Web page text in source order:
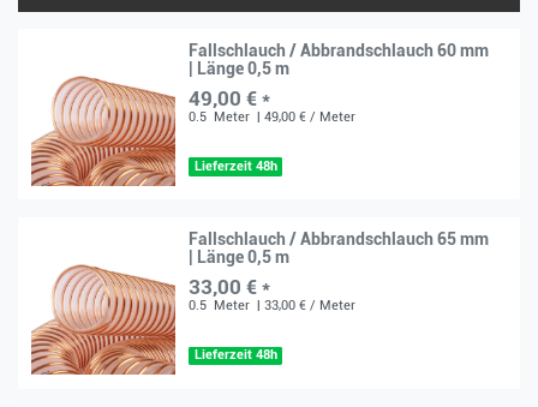
Fallschlauch / Abbrandschlauch 60 mm
| Länge 0,5 m
49,00 € *
0.5 Meter | 49,00 € / Meter
Lieferzeit 48h
Fallschlauch / Abbrandschlauch 65 mm
| Länge 0,5 m
33,00 € *
0.5 Meter | 33,00 € / Meter
Lieferzeit 48h